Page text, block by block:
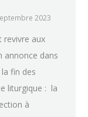
2023
revivre aux
annonce dans
fin des
liturgique : la
à